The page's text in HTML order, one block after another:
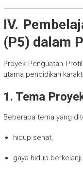
IV.
(P5) dalam
Proyek Penguatan
utama pendidikan
1. Tema
Beberapa tema yang
hidup sehat,
gaya hidup